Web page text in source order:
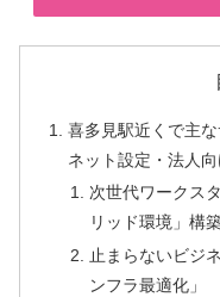
喜多見駅近くで主
ネット設定・法人
次世代ワークス
リッド環境」構
止まらないビジ
ンフラ最適化」